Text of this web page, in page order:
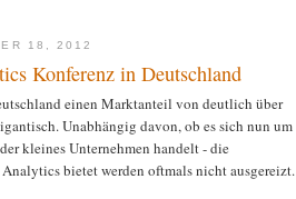
18, 2012
Konferenz in Deutschland
einen Marktanteil von deutlich über
Unabhängig davon, ob es sich nun um
kleines Unternehmen handelt - die
bietet werden oftmals nicht ausgereizt.